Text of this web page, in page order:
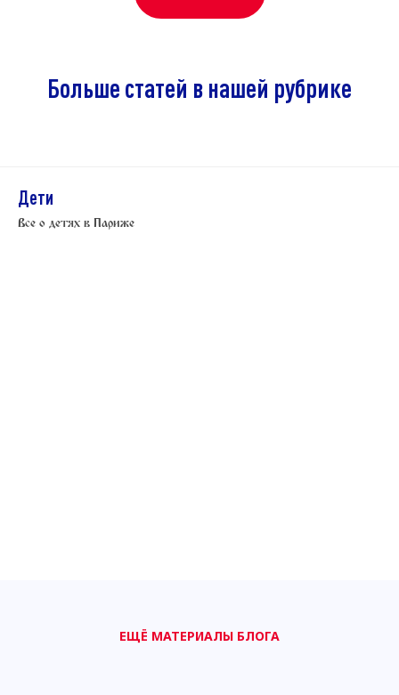
Больше статей в нашей рубрике
Дети
Все о детях в Париже
ЕЩЁ МАТЕРИАЛЫ БЛОГА